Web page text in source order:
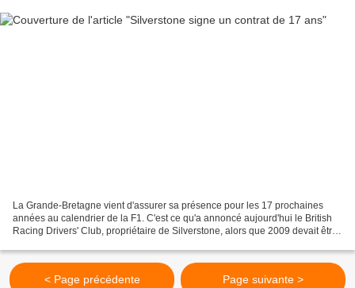
La Grande-Bretagne vient d'assurer sa présence pour les 17 prochaines
années au calendrier de la F1. C'est ce qu'a annoncé aujourd'hui le British
Racing Drivers' Club, propriétaire de Silverstone, alors que 2009 devait être
< Page précédente Page suivante >